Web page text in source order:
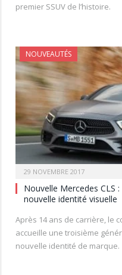
premier SSUV de l’histoire.
NOUVEAUTÉS
29 NOVEMBRE 2017
Nouvelle Mercedes CLS
nouvelle identité visuelle
Après 14 ans de carrière, le
accueille une troisième
nouvelle identité de marque.